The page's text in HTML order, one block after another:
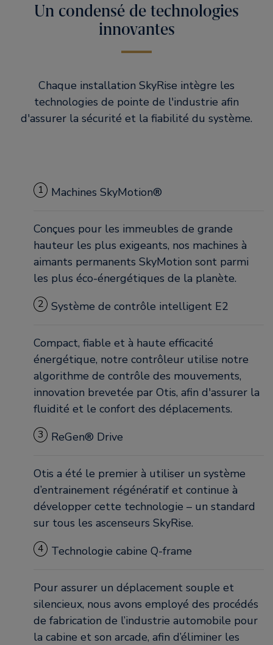
Un condensé de technologies
innovantes
Chaque installation SkyRise intègre les
technologies de pointe de l'industrie afin
d'assurer la sécurité et la fiabilité du système.
1 Machines SkyMotion®
Conçues pour les immeubles de grande
hauteur les plus exigeants, nos machines à
aimants permanents SkyMotion sont parmi
les plus éco-énergétiques de la planète.
2 Système de contrôle intelligent E2
Compact, fiable et à haute efficacité
énergétique, notre contrôleur utilise notre
algorithme de contrôle des mouvements,
innovation brevetée par Otis, afin d'assurer la
fluidité et le confort des déplacements.
3 ReGen® Drive
Otis a été le premier à utiliser un système
d’entrainement régénératif et continue à
développer cette technologie – un standard
sur tous les ascenseurs SkyRise.
4 Technologie cabine Q-frame
Pour assurer un déplacement souple et
silencieux, nous avons employé des procédés
de fabrication de l’industrie automobile pour
la cabine et son arcade, afin d’éliminer les